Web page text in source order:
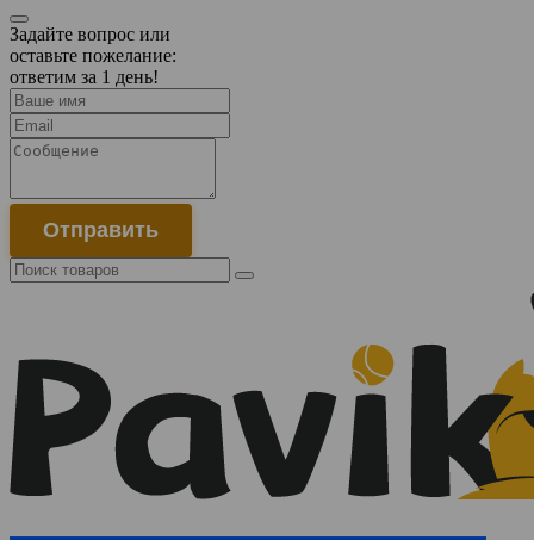
Задайте вопрос или
оставьте пожелание:
ответим за 1 день!
Отправить